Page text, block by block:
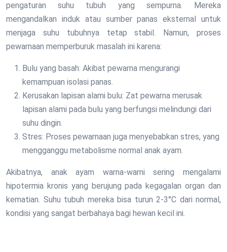
pengaturan suhu tubuh yang sempurna. Mereka
mengandalkan induk atau sumber panas eksternal untuk
menjaga suhu tubuhnya tetap stabil. Namun, proses
pewarnaan memperburuk masalah ini karena:
Bulu yang basah: Akibat pewarna mengurangi
kemampuan isolasi panas.
Kerusakan lapisan alami bulu: Zat pewarna merusak
lapisan alami pada bulu yang berfungsi melindungi dari
suhu dingin.
Stres: Proses pewarnaan juga menyebabkan stres, yang
mengganggu metabolisme normal anak ayam.
Akibatnya, anak ayam warna-warni sering mengalami
hipotermia kronis yang berujung pada kegagalan organ dan
kematian. Suhu tubuh mereka bisa turun 2-3°C dari normal,
kondisi yang sangat berbahaya bagi hewan kecil ini.